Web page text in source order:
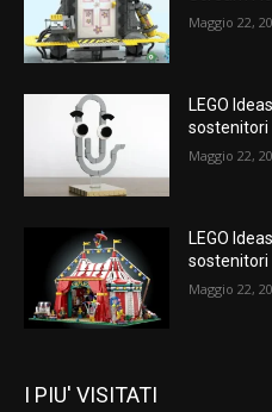
Maggio 22,
LEGO
sostenitori
Maggio 22,
LEGO
sostenitori
Maggio 22,
I PIU' VISITATI